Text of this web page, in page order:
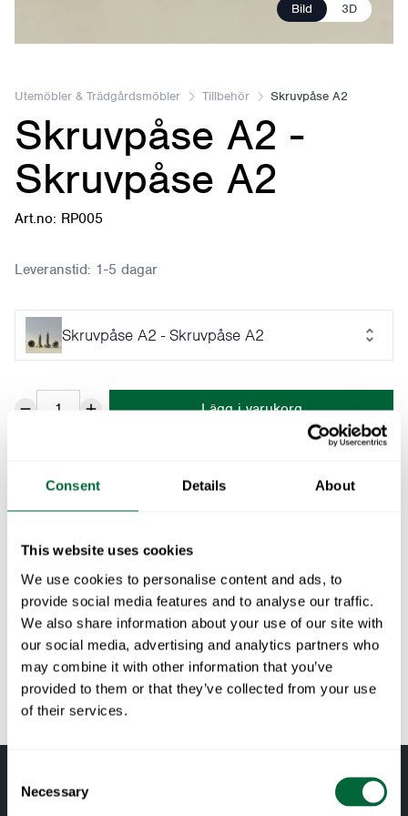
Consent Details About
This website uses cookies
We use cookies to personalise content and ads, to
provide social media features and to analyse our traffic.
We also share information about your use of our site with
our social media, advertising and analytics partners who
may combine it with other information that you’ve
provided to them or that they’ve collected from your use
of their services.
Selection
Necessary
Bild 3D
Utemöbler & Trädgårdsmöbler Tillbehör Skruvpåse A2
Skruvpåse A2 -
Skruvpåse A2
Art.no: RP005
Leveranstid: 1-5 dagar
Skruvpåse A2 - Skruvpåse A2
Lägg i varukorg
Dokument
» catalogue_grythyttan_2026_se.pdf
Underhåll
Obehandlade och oljade trädetaljer tvättas regelbundet med
såpa, vatten och en svamp eller trasa. Använd en kraftig
känns torr för att behålla sin formstabilitet och undvika
sprickbildning. Teak är naturligt fet och klarar sig bra utan
Att tänka på när du väljer utemöbler
med rätt skötsel och underhåll. Ek och furu mörknar med
tiden och får en djupare ton. Obehandlad teak får en grå